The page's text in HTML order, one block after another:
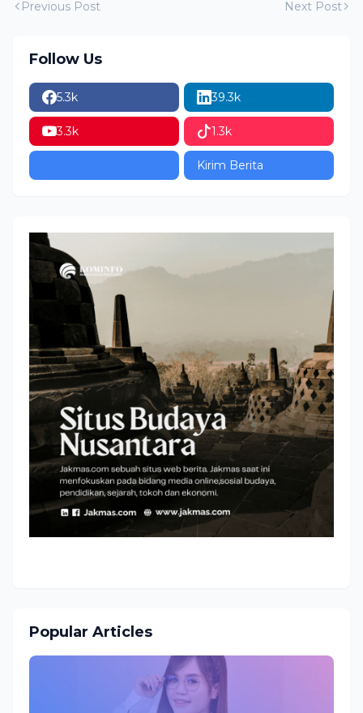
Previous Post Next Post
Follow Us
5.3k 39.3k
3.3k 1.3k
Kirim Berita
Popular Articles